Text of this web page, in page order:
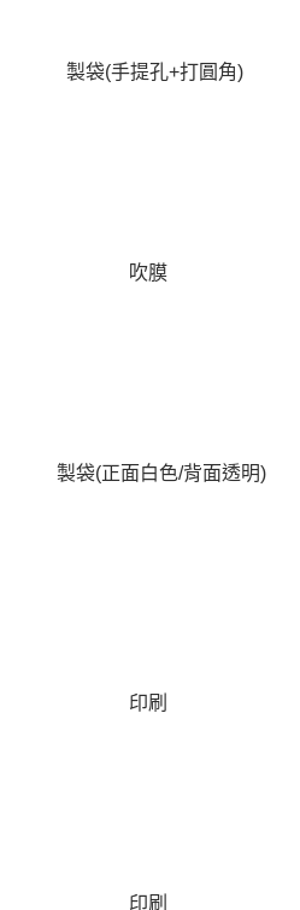
製袋(手提孔+打圓角)
吹膜
製袋(正面白色/背面透明)
印刷
印刷